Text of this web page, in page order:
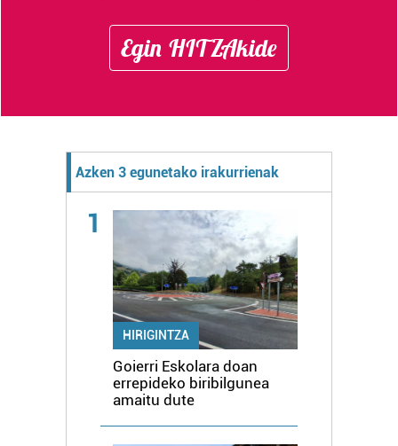
Egin HITZAkide
Azken 3 egunetako irakurrienak
1
HIRIGINTZA
Goierri Eskolara doan
errepideko biribilgunea
amaitu dute